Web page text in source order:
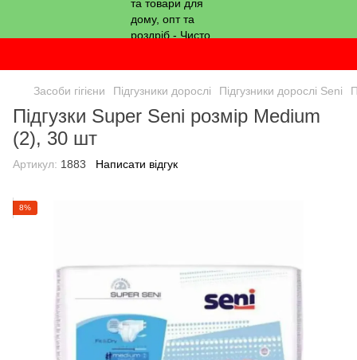
Засоби гігієни Підгузники дорослі Підгузники дорослі Seni
Підгузки Super Seni розмір Medium
(2), 30 шт
Артикул: 1883 Написати відгук
8%